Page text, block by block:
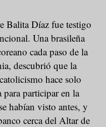
Balita Díaz fue testigo
Una brasileña
cada paso de la
descubrió que la
hace solo
para participar en la
habían visto antes, y
cerca del Altar de